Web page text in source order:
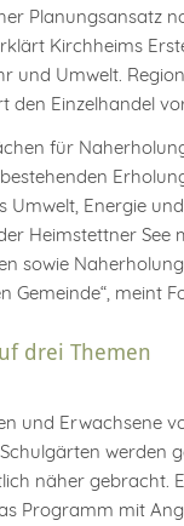
Planungsansatz
Kirchheims
und Umwelt.
den Einzelhandel
für
Umwelt, Energie
Heimstettner See
sowie
meint
drei Themen
und Erwachsene
werden
näher gebracht.
Programm mit